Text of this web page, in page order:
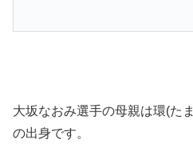
大坂なおみ選手の母親は環(た
の出身です。